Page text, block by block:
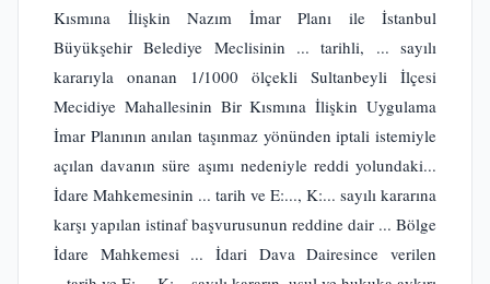
Kısmına İlişkin Nazım İmar Planı ile İstanbul
Büyükşehir Belediye Meclisinin ... tarihli, ... sayılı
kararıyla onanan 1/1000 ölçekli Sultanbeyli İlçesi
Mecidiye Mahallesinin Bir Kısmına İlişkin Uygulama
İmar Planının anılan taşınmaz yönünden iptali istemiyle
açılan davanın süre aşımı nedeniyle reddi yolundaki...
İdare Mahkemesinin ... tarih ve E:..., K:... sayılı kararına
karşı yapılan istinaf başvurusunun reddine dair ... Bölge
İdare Mahkemesi ... İdari Dava Dairesince verilen